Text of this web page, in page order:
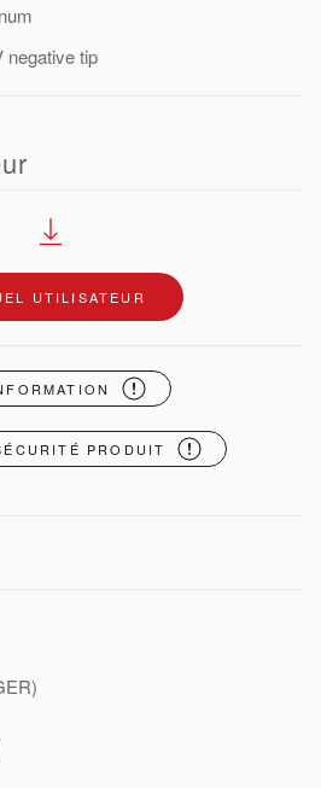
negative tip
UTILISATEUR
PRODUIT